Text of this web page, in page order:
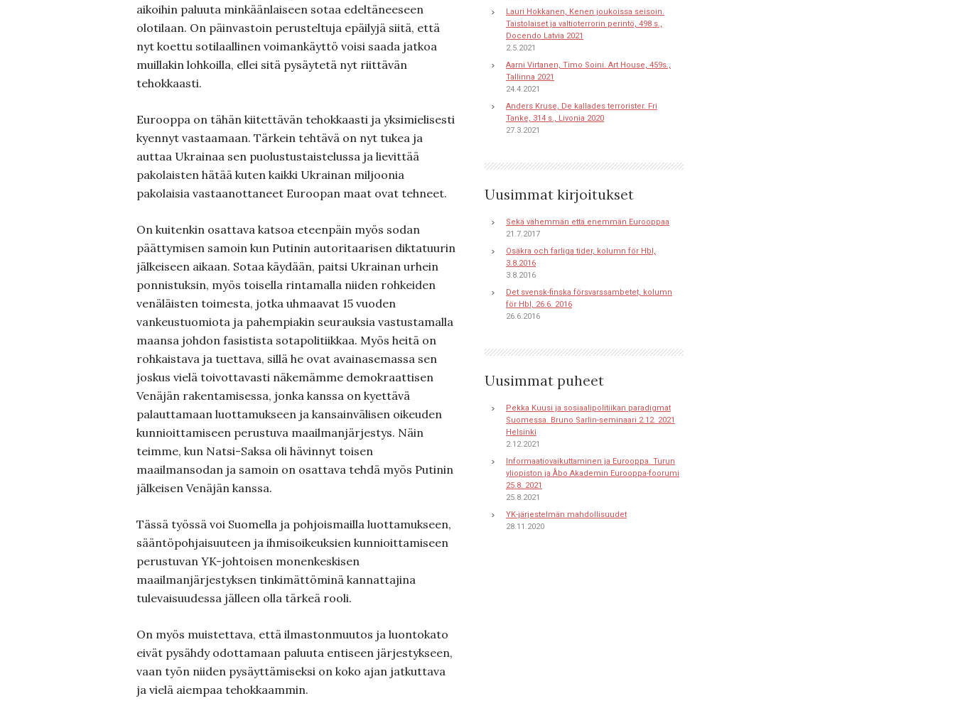
aikoihin paluuta minkäänlaiseen sotaa edeltäneeseen
olotilaan. On päinvastoin perusteltuja epäilyjä siitä, että
nyt koettu sotilaallinen voimankäyttö voisi saada jatkoa
muillakin lohkoilla, ellei sitä pysäytetä nyt riittävän
tehokkaasti.
Eurooppa on tähän kiitettävän tehokkaasti ja yksimielisesti
kyennyt vastaamaan. Tärkein tehtävä on nyt tukea ja
auttaa Ukrainaa sen puolustustaistelussa ja lievittää
pakolaisten hätää kuten kaikki Ukrainan miljoonia
pakolaisia vastaanottaneet Euroopan maat ovat tehneet.
On kuitenkin osattava katsoa eteenpäin myös sodan
päättymisen samoin kun Putinin autoritaarisen diktatuurin
jälkeiseen aikaan. Sotaa käydään, paitsi Ukrainan urhein
ponnistuksin, myös toisella rintamalla niiden rohkeiden
venäläisten toimesta, jotka uhmaavat 15 vuoden
vankeustuomiota ja pahempiakin seurauksia vastustamalla
maansa johdon fasistista sotapolitiikkaa. Myös heitä on
rohkaistava ja tuettava, sillä he ovat avainasemassa sen
joskus vielä toivottavasti näkemämme demokraattisen
Venäjän rakentamisessa, jonka kanssa on kyettävä
palauttamaan luottamukseen ja kansainvälisen oikeuden
kunnioittamiseen perustuva maailmanjärjestys. Näin
teimme, kun Natsi-Saksa oli hävinnyt toisen
maailmansodan ja samoin on osattava tehdä myös Putinin
jälkeisen Venäjän kanssa.
Tässä työssä voi Suomella ja pohjoismailla luottamukseen,
sääntöpohjaisuuteen ja ihmisoikeuksien kunnioittamiseen
perustuvan YK-johtoisen monenkeskisen
maailmanjärjestyksen tinkimättöminä kannattajina
tulevaisuudessa jälleen olla tärkeä rooli.
On myös muistettava, että ilmastonmuutos ja luontokato
eivät pysähdy odottamaan paluuta entiseen järjestykseen,
vaan työn niiden pysäyttämiseksi on koko ajan jatkuttava
ja vielä aiempaa tehokkaammin.
Lauri Hokkanen, Kenen joukoissa seisoin.
Taistolaiset ja valtioterrorin perintö, 498 s.,
Docendo Latvia 2021
2.5.2021
Aarni Virtanen, Timo Soini. Art House, 459s.,
Tallinna 2021
24.4.2021
Anders Kruse, De kallades terrorister. Fri
Tanke, 314 s., Livonia 2020
27.3.2021
Uusimmat kirjoitukset
Sekä vähemmän että enemmän Eurooppaa
21.7.2017
Osäkra och farliga tider, kolumn för Hbl,
3.8.2016
3.8.2016
Det svensk-finska försvarssambetet, kolumn
för Hbl, 26.6. 2016
26.6.2016
Uusimmat puheet
Pekka Kuusi ja sosiaalipolitiikan paradigmat
Suomessa. Bruno Sarlin-seminaari 2.12. 2021
Helsinki
2.12.2021
Informaatiovaikuttaminen ja Eurooppa. Turun
yliopiston ja Åbo Akademin Eurooppa-foorumi
25.8. 2021
25.8.2021
YK-järjestelmän mahdollisuudet
28.11.2020